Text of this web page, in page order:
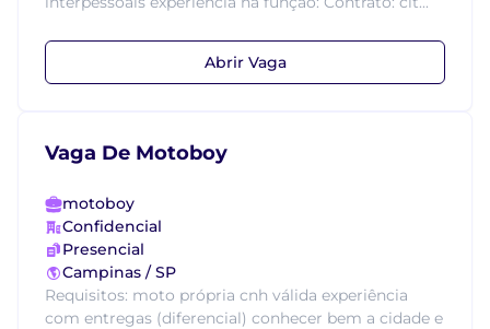
Abrir Vaga
Vaga De Motoboy
motoboy
Confidencial
Presencial
Campinas / SP
Requisitos: moto própria cnh válida experiência
com entregas (diferencial) conhecer bem a cidade e